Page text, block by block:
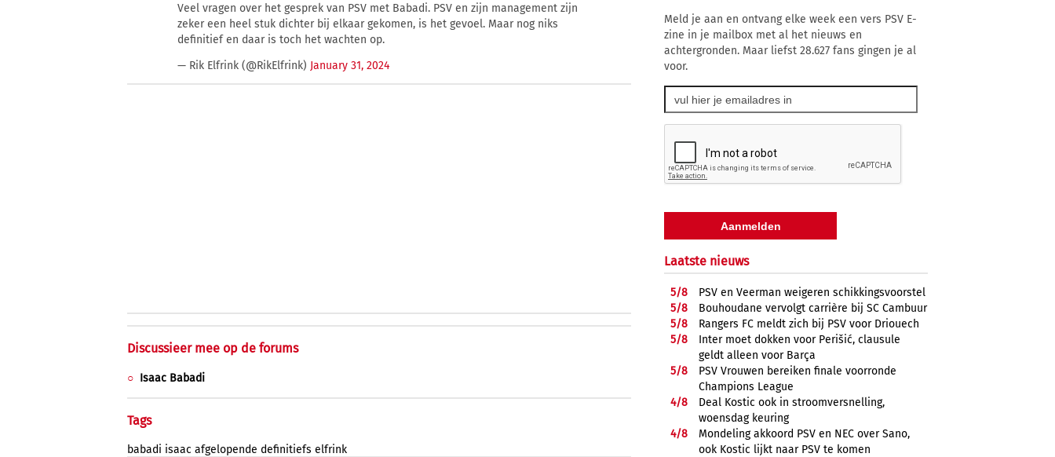
Veel vragen over het gesprek van PSV met Babadi. PSV en zijn management zijn
zeker een heel stuk dichter bij elkaar gekomen, is het gevoel. Maar nog niks
definitief en daar is toch het wachten op.
— Rik Elfrink (@RikElfrink) January 31, 2024
Discussieer mee op de forums
Isaac Babadi
Tags
babadi isaac afgelopende definitiefs elfrink
Meld je aan en ontvang elke week een vers PSV E-
zine in je mailbox met al het nieuws en
achtergronden. Maar liefst 28.627 fans gingen je al
voor.
Laatste nieuws
5/8
PSV en Veerman weigeren schikkingsvoorstel
5/8
Bouhoudane vervolgt carrière bij SC Cambuur
5/8
Rangers FC meldt zich bij PSV voor Driouech
5/8
Inter moet dokken voor Perišić, clausule
geldt alleen voor Barça
5/8
PSV Vrouwen bereiken finale voorronde
Champions League
4/8
Deal Kostic ook in stroomversnelling,
woensdag keuring
4/8
Mondeling akkoord PSV en NEC over Sano,
ook Kostic lijkt naar PSV te komen